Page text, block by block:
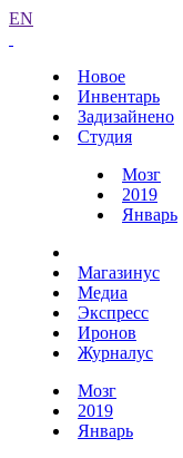
EN
Новое
Инвентарь
Задизайнено
Студия
Мозг
2019
Январь
Магазинус
Медиа
Экспресс
Иронов
Журналус
Мозг
2019
Январь